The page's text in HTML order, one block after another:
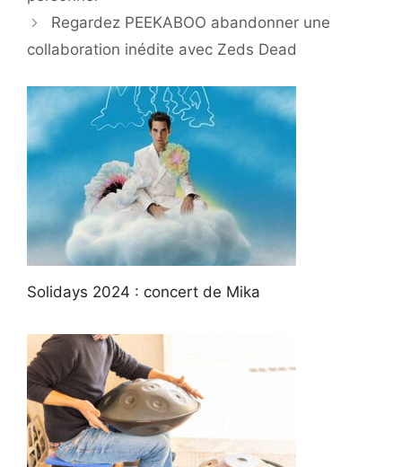
Regardez PEEKABOO abandonner une
collaboration inédite avec Zeds Dead
Solidays 2024 : concert de Mika